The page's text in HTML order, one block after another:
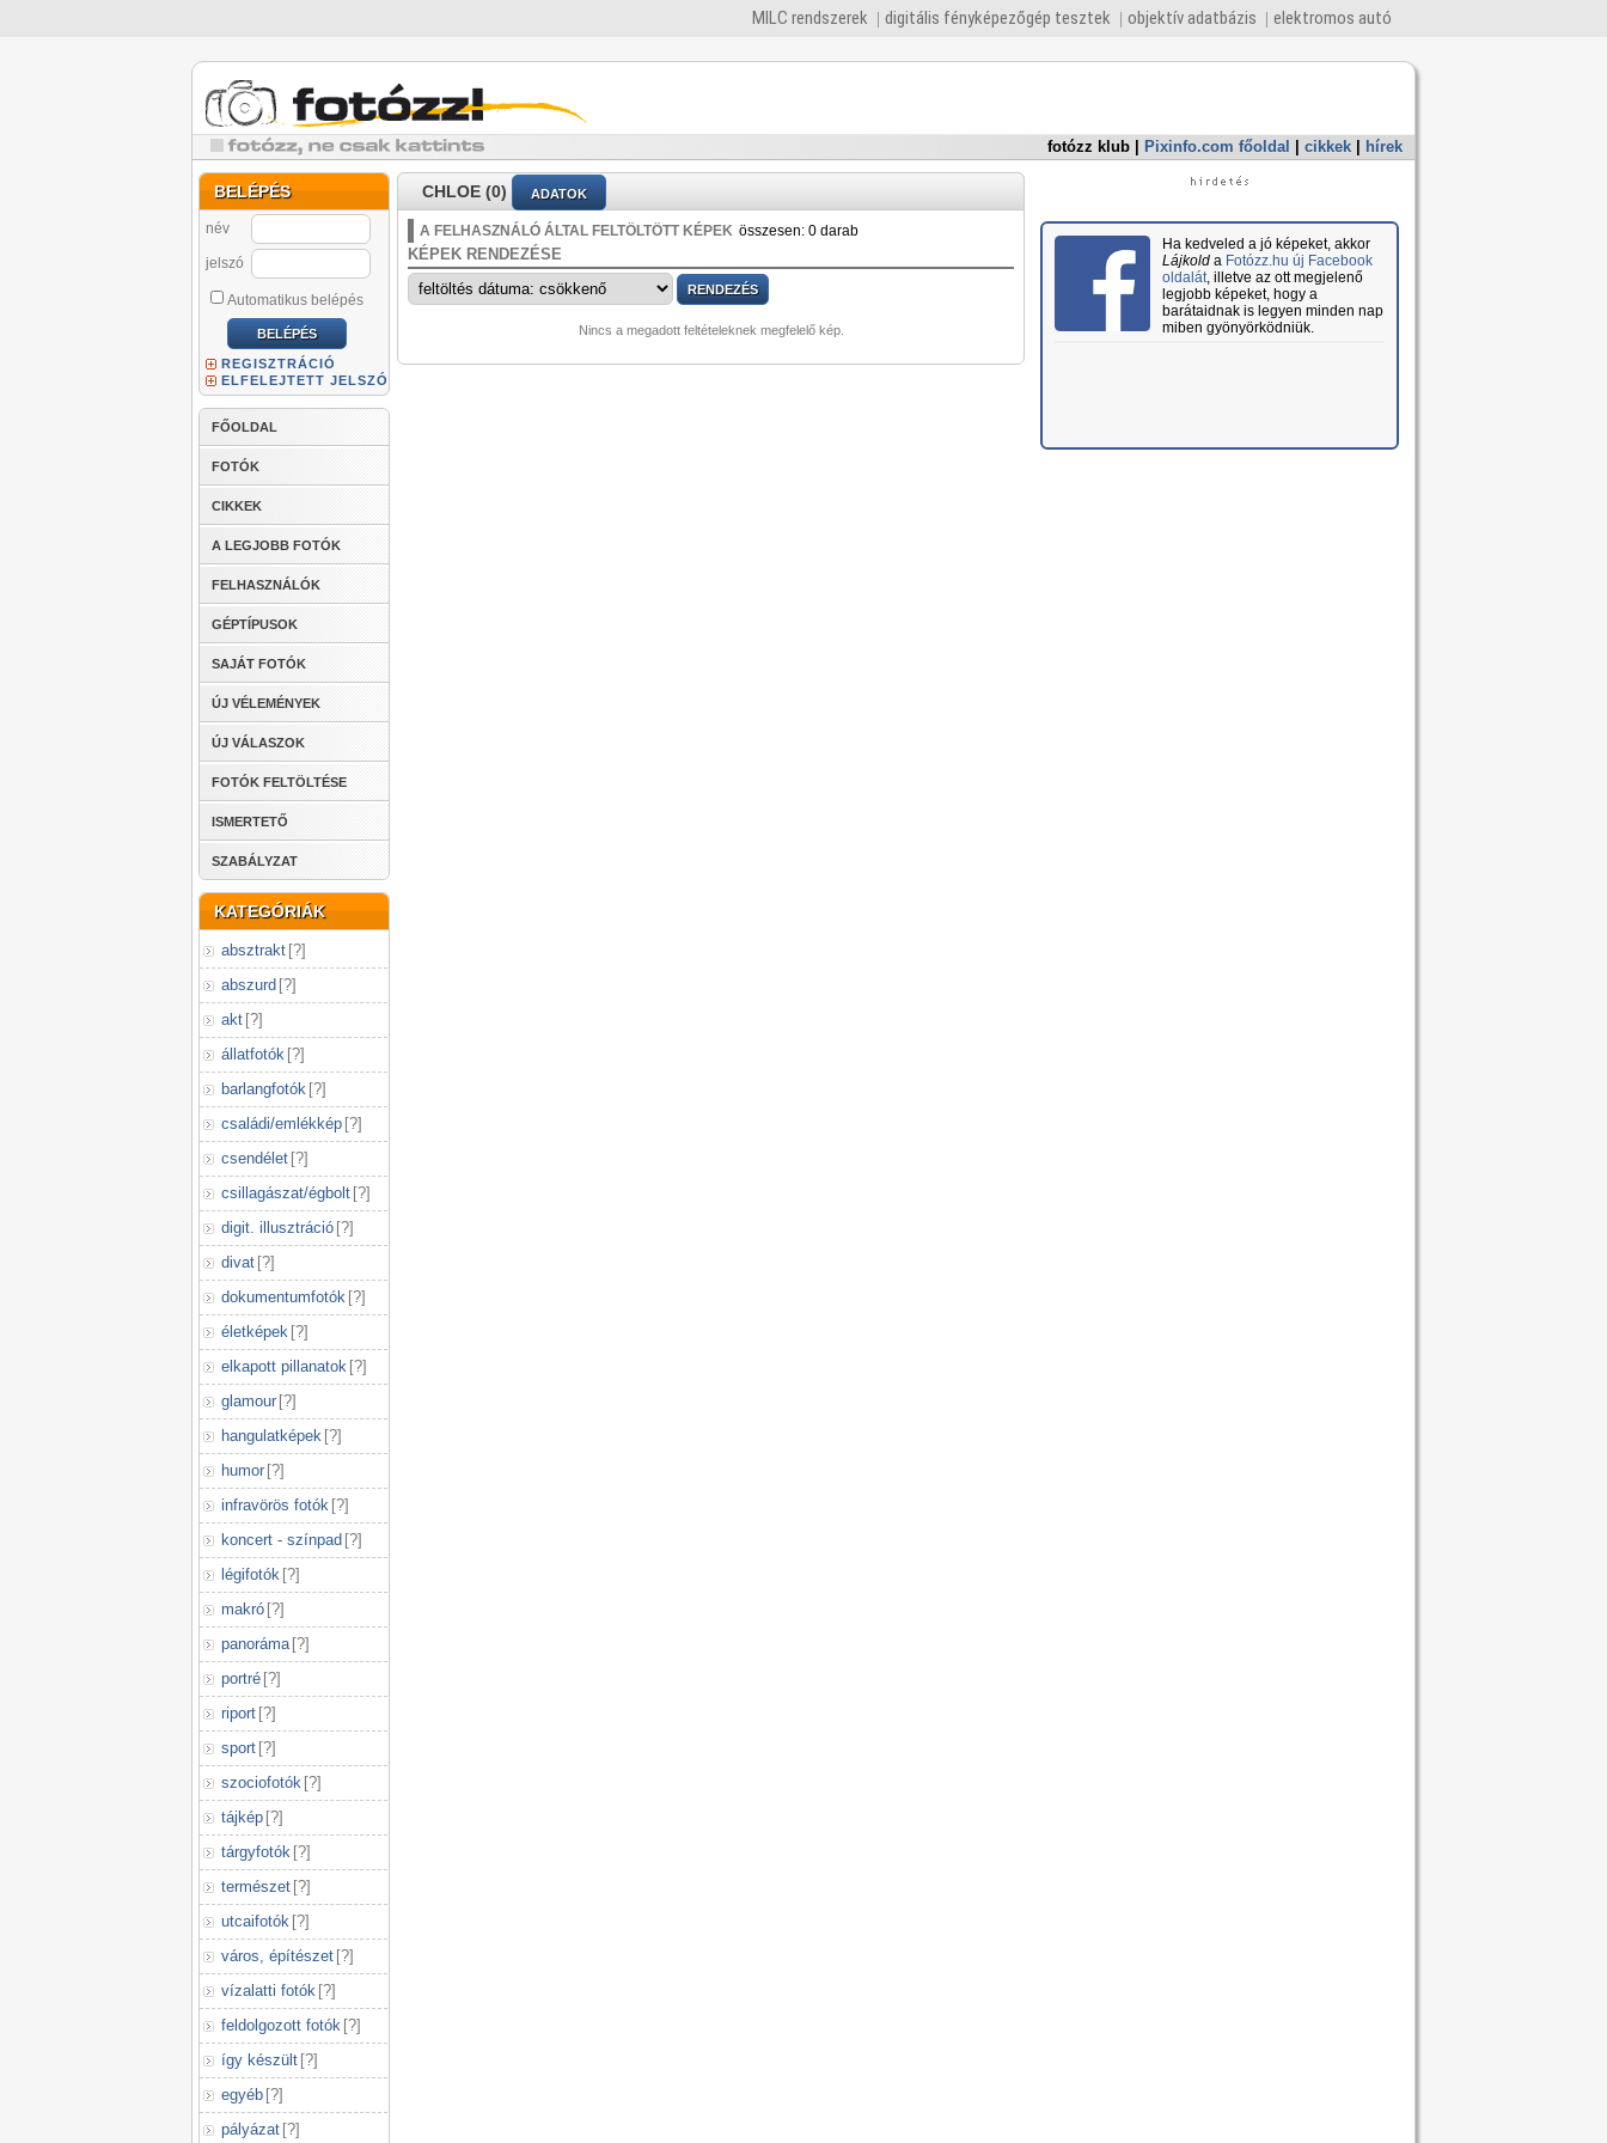
MILC rendszerek digitális fényképezőgép tesztek objektív adatbázis elektromos autó
fotózz klub Pixinfo.com főoldal cikkek hírek
BELÉPÉS
név
jelszó
Automatikus belépés
REGISZTRÁCIÓ
ELFELEJTETT JELSZÓ
FŐOLDAL
FOTÓK
CIKKEK
A LEGJOBB FOTÓK
FELHASZNÁLÓK
GÉPTÍPUSOK
SAJÁT FOTÓK
ÚJ VÉLEMÉNYEK
ÚJ VÁLASZOK
FOTÓK FELTÖLTÉSE
ISMERTETŐ
SZABÁLYZAT
KATEGÓRIÁK
absztrakt [?]
abszurd [?]
akt [?]
állatfotók [?]
barlangfotók [?]
családi/emlékkép [?]
csendélet [?]
csillagászat/égbolt [?]
digit. illusztráció [?]
divat [?]
dokumentumfotók [?]
életképek [?]
elkapott pillanatok [?]
glamour [?]
hangulatképek [?]
humor [?]
infravörös fotók [?]
koncert - színpad [?]
légifotók [?]
makró [?]
panoráma [?]
portré [?]
riport [?]
sport [?]
szociofotók [?]
tájkép [?]
tárgyfotók [?]
természet [?]
utcaifotók [?]
város, építészet [?]
vízalatti fotók [?]
feldolgozott fotók [?]
így készült [?]
egyéb [?]
pályázat [?]
CHLOE (0) ADATOK
A FELHASZNÁLÓ ÁLTAL FELTÖLTÖTT KÉPEK összesen: 0 darab
KÉPEK RENDEZÉSE
Nincs a megadott feltételeknek megfelelő kép.
Ha kedveled a jó képeket, akkor
Lájkolda Fotózz.hu új Facebook
oldalát, illetve az ott megjelenő
legjobb képeket, hogy a
barátaidnak is legyen minden nap
miben gyönyörködniük.